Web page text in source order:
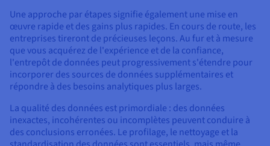
Une approche par étapes signifie également une mise en
œuvre rapide et des gains plus rapides. En cours de route, les
entreprises tireront de précieuses leçons. Au fur et à mesure
que vous acquérez de l'expérience et de la confiance,
l'entrepôt de données peut progressivement s'étendre pour
incorporer des sources de données supplémentaires et
répondre à des besoins analytiques plus larges.
La qualité des données est primordiale : des données
inexactes, incohérentes ou incomplètes peuvent conduire à
des conclusions erronées. Le profilage, le nettoyage et la